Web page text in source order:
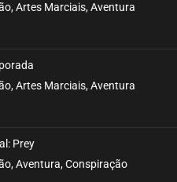
Artes Marciais, Aventura
Artes Marciais, Aventura
Prey
Aventura, Conspiração